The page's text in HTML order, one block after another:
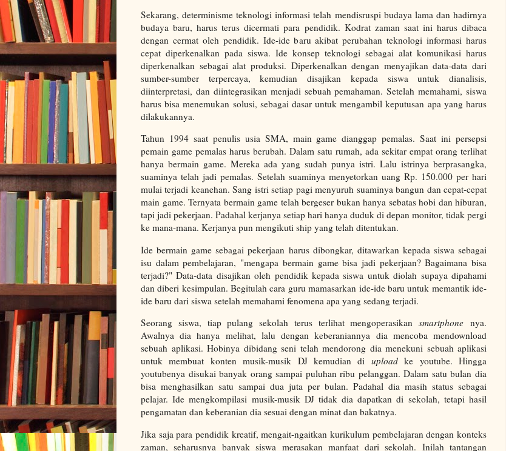
Sekarang, determinisme teknologi informasi telah mendisruspi budaya lama dan hadirnya
budaya baru, harus terus dicermati para pendidik. Kodrat zaman saat ini harus dibaca
dengan cermat oleh pendidik. Ide-ide baru akibat perubahan teknologi informasi harus
cepat diperkenalkan pada siswa. Ide konsep teknologi sebagai alat komunikasi harus
diperkenalkan sebagai alat produksi. Diperkenalkan dengan menyajikan data-data dari
sumber-sumber terpercaya, kemudian disajikan kepada siswa untuk dianalisis,
diinterpretasi, dan diintegrasikan menjadi sebuah pemahaman. Setelah memahami, siswa
harus bisa menemukan solusi, sebagai dasar untuk mengambil keputusan apa yang harus
dilakukannya.
Tahun 1994 saat penulis usia SMA, main game dianggap pemalas. Saat ini persepsi
pemain game pemalas harus berubah. Dalam satu rumah, ada sekitar empat orang terlihat
hanya bermain game. Mereka ada yang sudah punya istri. Lalu istrinya berprasangka,
suaminya telah jadi pemalas. Setelah suaminya menyetorkan uang Rp. 150.000 per hari
mulai terjadi keanehan. Sang istri setiap pagi menyuruh suaminya bangun dan cepat-cepat
main game. Ternyata bermain game telah bergeser bukan hanya sebatas hobi dan hiburan,
tapi jadi pekerjaan. Padahal kerjanya setiap hari hanya duduk di depan monitor, tidak pergi
ke mana-mana. Kerjanya pun mengikuti ship yang telah ditentukan.
Ide bermain game sebagai pekerjaan harus dibongkar, ditawarkan kepada siswa sebagai
isu dalam pembelajaran, "mengapa bermain game bisa jadi pekerjaan? Bagaimana bisa
terjadi?" Data-data disajikan oleh pendidik kepada siswa untuk diolah supaya dipahami
dan diberi kesimpulan. Begitulah cara guru mamasarkan ide-ide baru untuk memantik ide-
ide baru dari siswa setelah memahami fenomena apa yang sedang terjadi.
Seorang siswa, tiap pulang sekolah terus terlihat mengoperasikansmartphonenya.
Awalnya dia hanya melihat, lalu dengan keberaniannya dia mencoba mendownload
sebuah aplikasi. Hobinya dibidang seni telah mendorong dia menekuni sebuah aplikasi
untuk membuat konten musik-musik DJ kemudian di uploadke youtube. Hingga
youtubenya disukai banyak orang sampai puluhan ribu pelanggan. Dalam satu bulan dia
bisa menghasilkan satu sampai dua juta per bulan. Padahal dia masih status sebagai
pelajar. Ide mengkompilasi musik-musik DJ tidak dia dapatkan di sekolah, tetapi hasil
pengamatan dan keberanian dia sesuai dengan minat dan bakatnya.
Jika saja para pendidik kreatif, mengait-ngaitkan kurikulum pembelajaran dengan konteks
zaman, seharusnya banyak siswa merasakan manfaat dari sekolah. Inilah tantangan